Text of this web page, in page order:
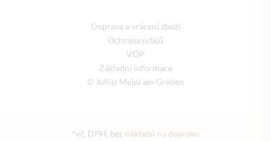
Doprava a vrácení zboží
Ochrana údajů
VOP
Základní informace
© Julius Meinl am Graben
*vč. DPH, bez nákladů na dopravu